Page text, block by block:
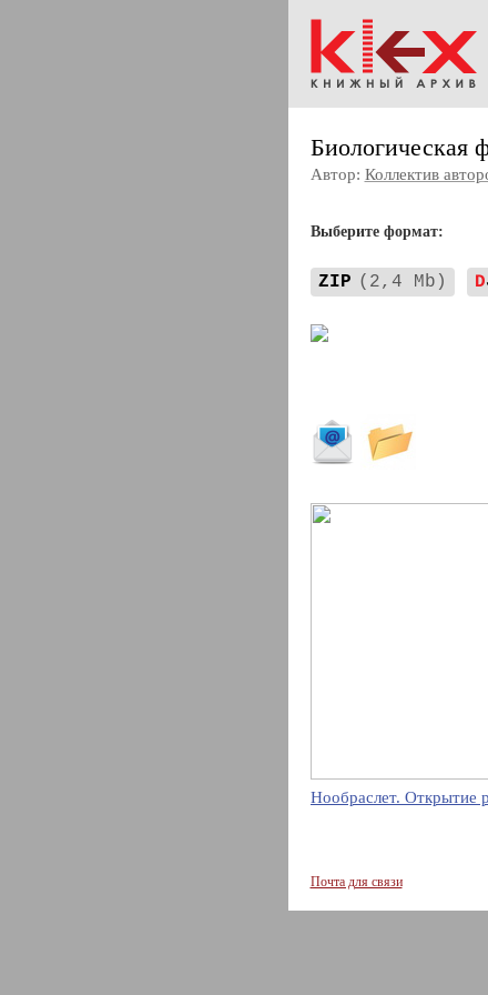
Биологическая
Автор: Коллектив
Выберите формат:
ZIP (2,4 Mb) D
Нообраслет. Открытие
Почта для связи